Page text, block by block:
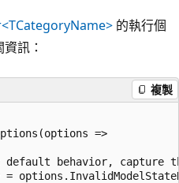
的執行個
訊：
複製
=>
default behavior, capture
=